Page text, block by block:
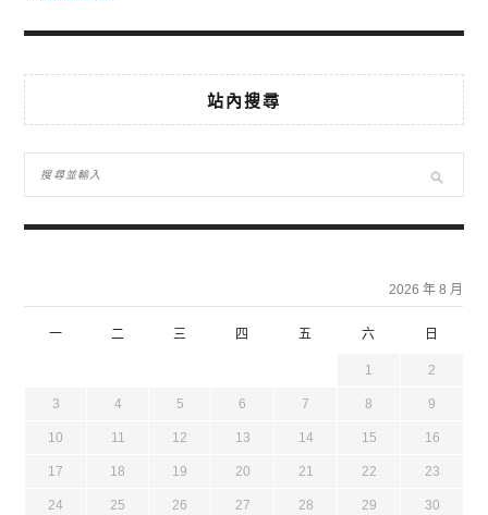
站內搜尋
2026 年 8 月
一 二 三 四 五 六 日
1 2
3 4 5 6 7 8 9
10 11 12 13 14 15 16
17 18 19 20 21 22 23
24 25 26 27 28 29 30